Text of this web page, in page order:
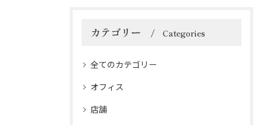
カテゴリー Categories
全てのカテゴリー
オフィス
店舗